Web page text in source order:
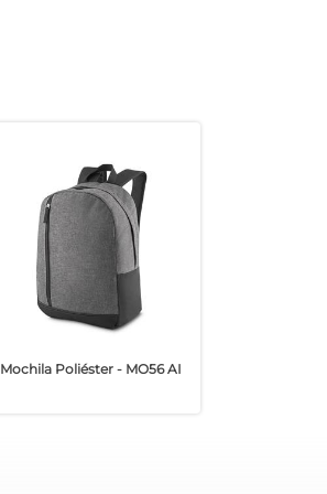
Mochila Poliéster - MO56 AI